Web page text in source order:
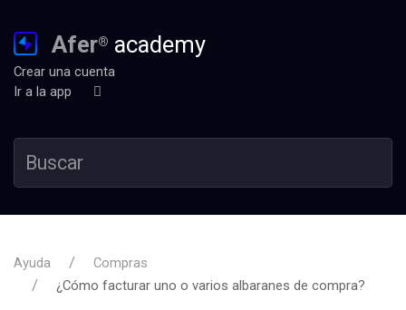
Afer® academy
Crear una cuenta
Ir a la app
Ayuda
Compras
¿Cómo facturar uno o varios albaranes de compra?